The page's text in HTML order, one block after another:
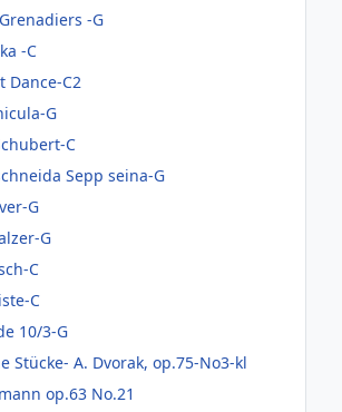
-G
-C
Dance-C2
G
C
Sepp seina-G
G
G
C
C
10/3-G
Stücke- A. Dvorak, op.75-No3-kl
op.63 No.21